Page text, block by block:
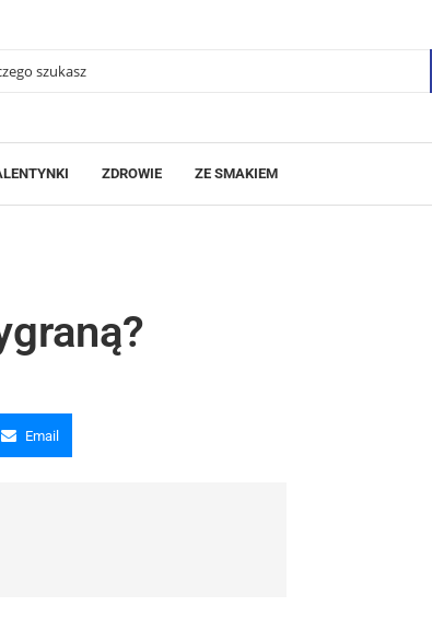
ZDROWIE ZE SMAKIEM
Email